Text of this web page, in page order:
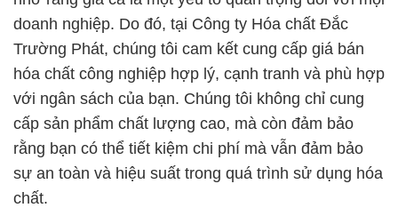
cấp sản phẩm chất lượng cao, mà còn đảm bảo
rằng bạn có thể tiết kiệm chi phí mà vẫn đảm bảo
sự an toàn và hiệu suất trong quá trình sử dụng hóa
chất.
Công ty Hóa chất Đắc Trường Phát luôn sẵn sàng
hỗ trợ và đồng hành cùng quý khách hàng trong mọi
khía cạnh của công việc. Chúng tôi tin rằng sự hợp
tác chặt chẽ và hiểu biết sâu sắc về nhu cầu của